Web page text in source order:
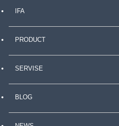
IFA
PRODUCT
SERVISE
BLOG